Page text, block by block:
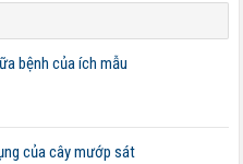
bệnh của ích mẫu
của cây mướp sát